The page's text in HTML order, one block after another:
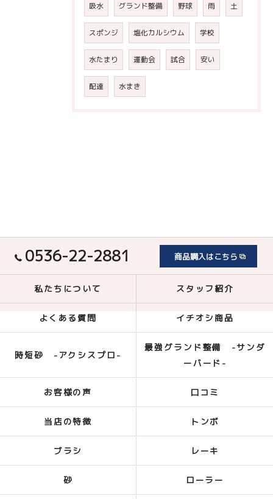
吸水 グランド整備 野球 雨 土
スポンジ 塩化カルシウム 学校
水たまり 運動会 試合 安い
配達 水まき
0536-22-2881 商品購入はこちら
私たちについて スタッフ紹介
よくある質問 イチオシ商品
時短砂 -アクシスプロ-
最強グランド整備 -サンダ
ーバード-
お客様の声 口コミ
当店の特徴 トンボ
ブラシ レーキ
砂 ローラー